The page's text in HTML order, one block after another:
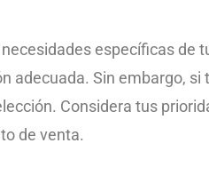
específicas de
adecuada. Sin embargo, si
Considera tus
de venta.